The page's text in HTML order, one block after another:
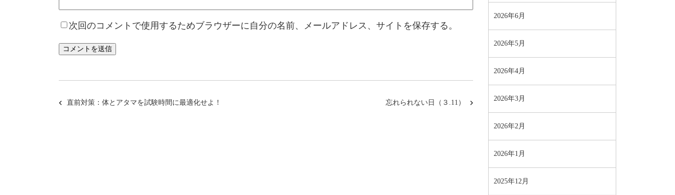
次回のコメントで使用するためブラウザーに自分の名前、メールアドレス、サイトを保存する。
直前対策：体とアタマを試験時間に最適化せよ！ 忘れられない日（３.11）
2026年6月
2026年5月
2026年4月
2026年3月
2026年2月
2026年1月
2025年12月